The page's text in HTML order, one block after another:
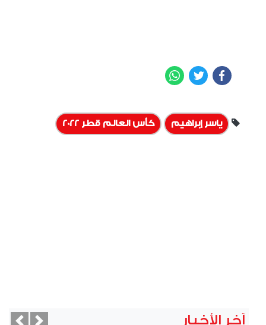
Facebook
Twitter
ياسر إبراهيم كأس العالم قطر 2022
آخر الأخبار